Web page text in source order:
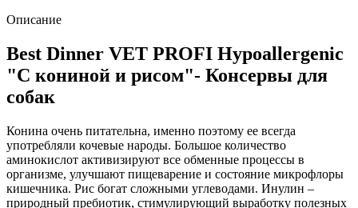
Описание
Best Dinner VET PROFI Hypoallergenic
"С кониной и рисом"- Консервы для
собак
Конина очень питательна, именно поэтому ее всегда
употребляли кочевые народы. Большое количество
аминокислот активизируют все обменные процессы в
организме, улучшают пищеварение и состояние микрофлоры
кишечника. Рис богат сложными углеводами. Инулин –
природный пребиотик, стимулирующий выработку полезных